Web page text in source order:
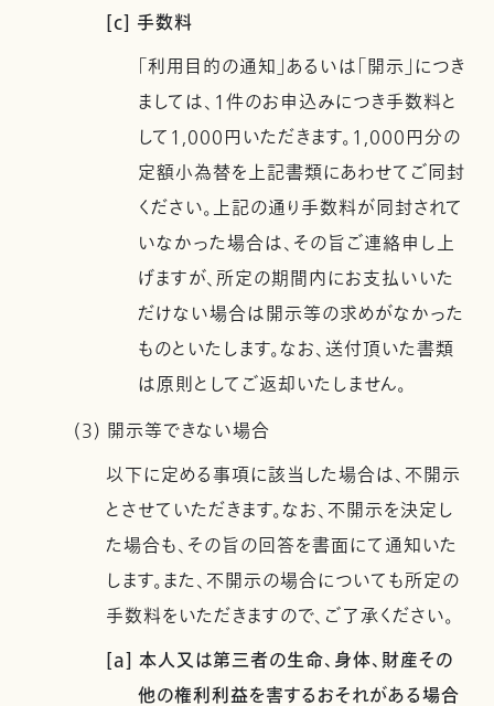
[c] 手数料
「利用目的の通知」あるいは「開示」につき
ましては、1件のお申込みにつき手数料と
して1,000円いただきます。1,000円分の
定額小為替を上記書類にあわせてご同封
ください。上記の通り手数料が同封されて
いなかった場合は、その旨ご連絡申し上
げますが、所定の期間内にお支払いいた
だけない場合は開示等の求めがなかった
ものといたします。なお、送付頂いた書類
は原則としてご返却いたしません。
(3) 開示等できない場合
以下に定める事項に該当した場合は、不開示
とさせていただきます。なお、不開示を決定し
た場合も、その旨の回答を書面にて通知いた
します。また、不開示の場合についても所定の
手数料をいただきますので、ご了承ください。
[a] 本人又は第三者の生命、身体、財産その
他の権利利益を害するおそれがある場合